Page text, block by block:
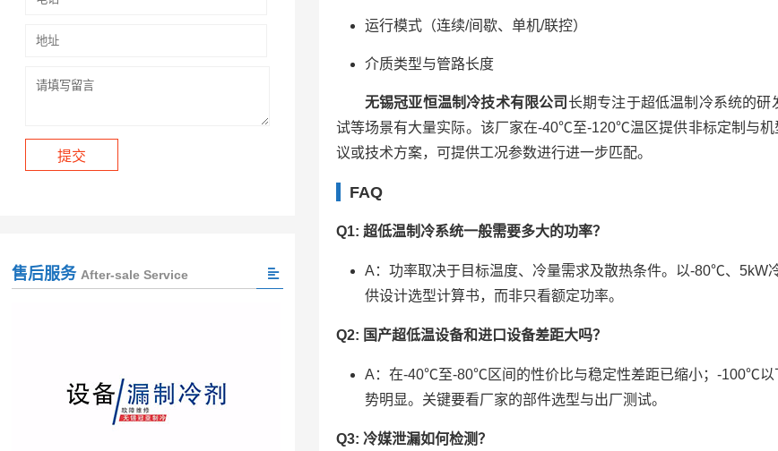
运行模式（连续/间歇、单机/联控）
介质类型与管路长度
无锡冠亚恒温制冷技术有限公司 长期专注于超低温制冷系统的
试等场景有大量实际。该厂家在-40℃至-120℃温区提供非标定制与
议或技术方案，可提供工况参数进行进一步匹配。
FAQ
Q1: 超低温制冷系统一般需要多大的功率？
A：功率取决于目标温度、冷量需求及散热条件。以-80℃、5kW
供设计选型计算书，而非只看额定功率。
Q2: 国产超低温设备和进口设备差距大吗？
A：在-40℃至-80℃区间的性价比与稳定性差距已缩小；-100℃以
势明显。关键要看厂家的部件选型与出厂测试。
Q3: 冷媒泄漏如何检测？
售后服务 After-sale Service